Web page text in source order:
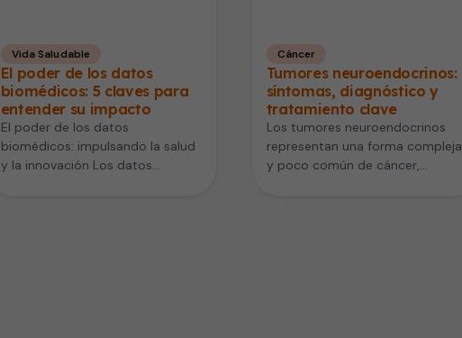
Vida Saludable
El poder de los datos
biomédicos: 5 claves para
entender su impacto
El poder de los datos
biomédicos: impulsando la salud
y la innovación Los datos
Cáncer
Tumores neuroendocrinos:
síntomas, diagnóstico y
tratamiento clave
Los tumores neuroendocrinos
representan una forma compleja
y poco común de cáncer,